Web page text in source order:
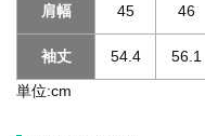
肩幅 45 46
袖丈 54.4 56.1
単位:cm